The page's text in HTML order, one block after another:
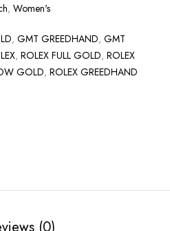
, Women's
, GMT GREEDHAND, GMT
, ROLEX FULL GOLD, ROLEX
GOLD, ROLEX GREEDHAND
(0)